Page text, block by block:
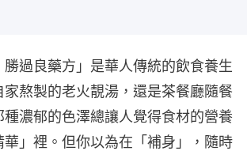
勝過良藥方」是華人傳統的飲食養生
熬製的老火靚湯，還是茶餐廳隨餐
種濃郁的色澤總讓人覺得食材的營養
華」裡。但你以為在「補身」，隨時